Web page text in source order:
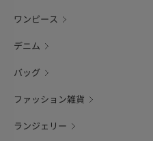
ワンピース
デニム
バッグ
ファッション雑貨
ランジェリー